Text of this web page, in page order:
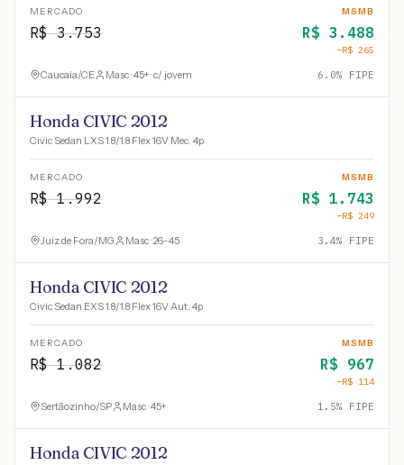
MERCADO
R$3.753
MSMB
R$ 3.488
−R$ 265
Caucaia/CE Masc · 45+ · c/ jovem 6.0% FIPE
Honda CIVIC 2012
Civic Sedan LXS 1.8/1.8 Flex 16V Mec. 4p
MERCADO
R$1.992
MSMB
R$ 1.743
−R$ 249
Juiz de Fora/MG Masc · 26-45 3.4% FIPE
Honda CIVIC 2012
Civic Sedan EXS 1.8/1.8 Flex 16V Aut. 4p
MERCADO
R$1.082
MSMB
R$ 967
−R$ 114
Sertãozinho/SP Masc · 45+ 1.5% FIPE
Honda CIVIC 2012